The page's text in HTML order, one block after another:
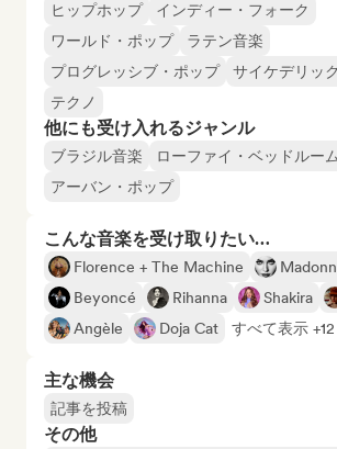
ヒップホップ
インディー・フォーク
ワールド・ポップ
ラテン音楽
プログレッシブ・ポップ
サイケデリッ
テクノ
他にも受け入れるジャンル
ブラジル音楽 ローファイ・ベッドルーム
アーバン・ポップ
こんな音楽を受け取りたい…
Florence + The Machine
Beyoncé
Rihanna Shakira
Angèle
Doja Cat すべて表示 +12
主な機会
記事を投稿
その他